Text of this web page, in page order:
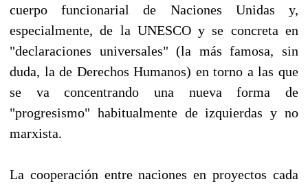
cuerpo funcionarial de Naciones Unidas y,
especialmente, de la UNESCO y se concreta en
"declaraciones universales" (la más famosa, sin
duda, la de Derechos Humanos) en torno a las que
se va concentrando una nueva forma de
"progresismo" habitualmente de izquierdas y no
marxista.
La cooperación entre naciones en proyectos cada